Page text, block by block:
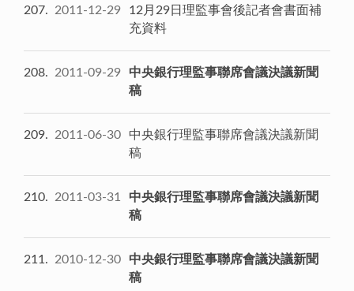
207 2011-12-29
12月29日理監事會後記者會書面補
充資料
208 2011-09-29
中央銀行理監事聯席會議決議新聞
稿
209 2011-06-30
中央銀行理監事聯席會議決議新聞
稿
210 2011-03-31
中央銀行理監事聯席會議決議新聞
稿
211 2010-12-30
中央銀行理監事聯席會議決議新聞
稿